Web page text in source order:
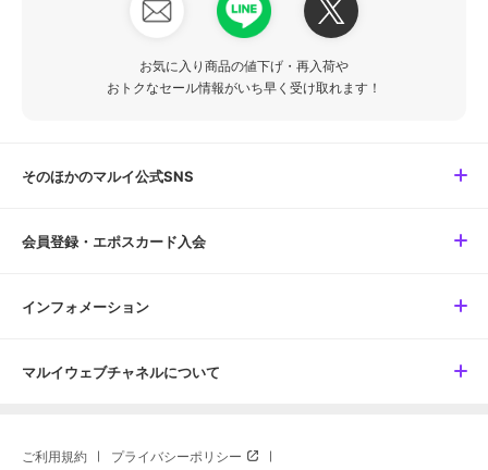
お気に入り商品の値下げ・再入荷や
おトクなセール情報がいち早く受け取れます！
そのほかのマルイ公式SNS
会員登録・エポスカード入会
インフォメーション
マルイウェブチャネルについて
ご利用規約 プライバシーポリシー